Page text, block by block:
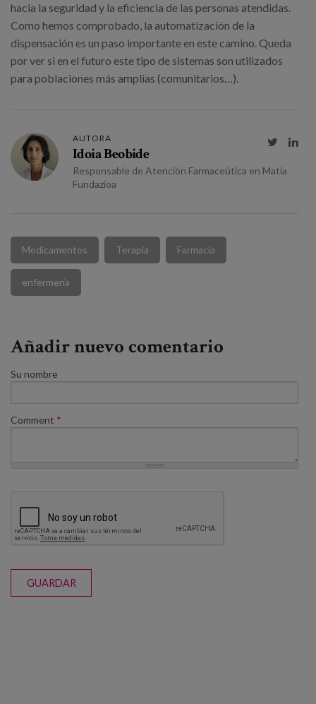
hacia la seguridad y la eficiencia de las personas atendidas.
Como hemos comprobado, la automatización de la
dispensación es un paso importante en este camino. Queda
por ver si en el futuro este tipo de sistemas son utilizados
para poblaciones más amplias (comunitarios…).
AUTORA
Idoia Beobide
Responsable de Atención Farmaceútica en Matia
Fundazioa
 
Medicamentos Terapia Farmacia
enfermería
Añadir nuevo comentario
Su nombre
Comment *
GUARDAR